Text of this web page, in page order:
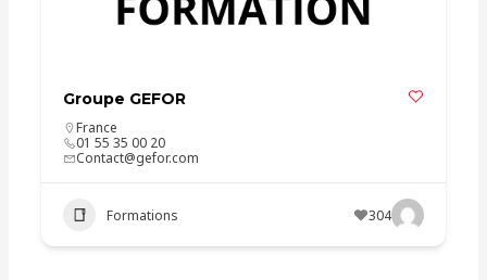
Groupe GEFOR
France
01 55 35 00 20
Contact@gefor.com
Formations 304